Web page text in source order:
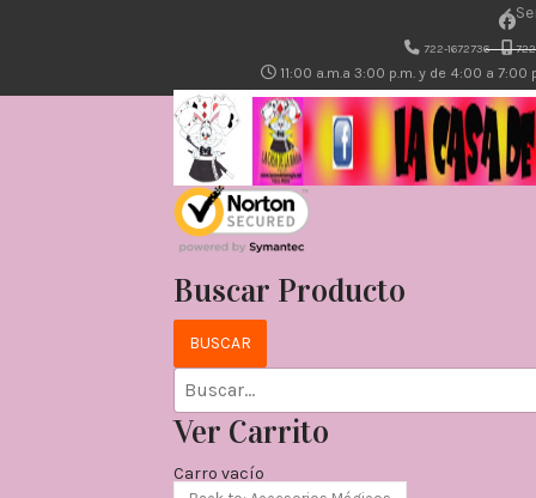
722-1672736
11:00 a.m.a 3:00 p.m. y de 4:00 a 7:00
Buscar Producto
Ver Carrito
Carro vacío